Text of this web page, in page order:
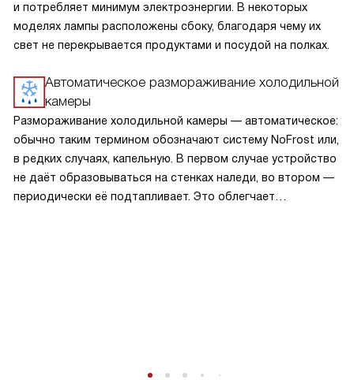
и потребляет минимум электроэнергии. В некоторых
моделях лампы расположены сбоку, благодаря чему их
свет не перекрывается продуктами и посудой на полках.
Автоматическое размораживание холодильной
камеры
Размораживание холодильной камеры — автоматическое:
обычно таким термином обозначают систему NoFrost или,
в редких случаях, капельную. В первом случае устройство
не даёт образовываться на стенках наледи, во втором —
периодически её подтапливает. Это облегчает